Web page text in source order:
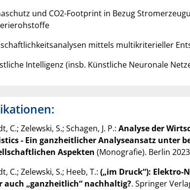
und CO2-Footprint in Bezug
mittels multikriterieller
Intelligenz (insb. Künstliche Neuronale
C.; Zelewski, S.; Schagen, J. P.: Analyse der
- Ein ganzheitlicher Analyseansatz unter
Aspekten (Monografie). Berlin 2023
C.; Zelewski, S.; Heeb, T.: („im Druck“): Elektro-
auch „ganzheitlich“ nachhaltig?. Springer